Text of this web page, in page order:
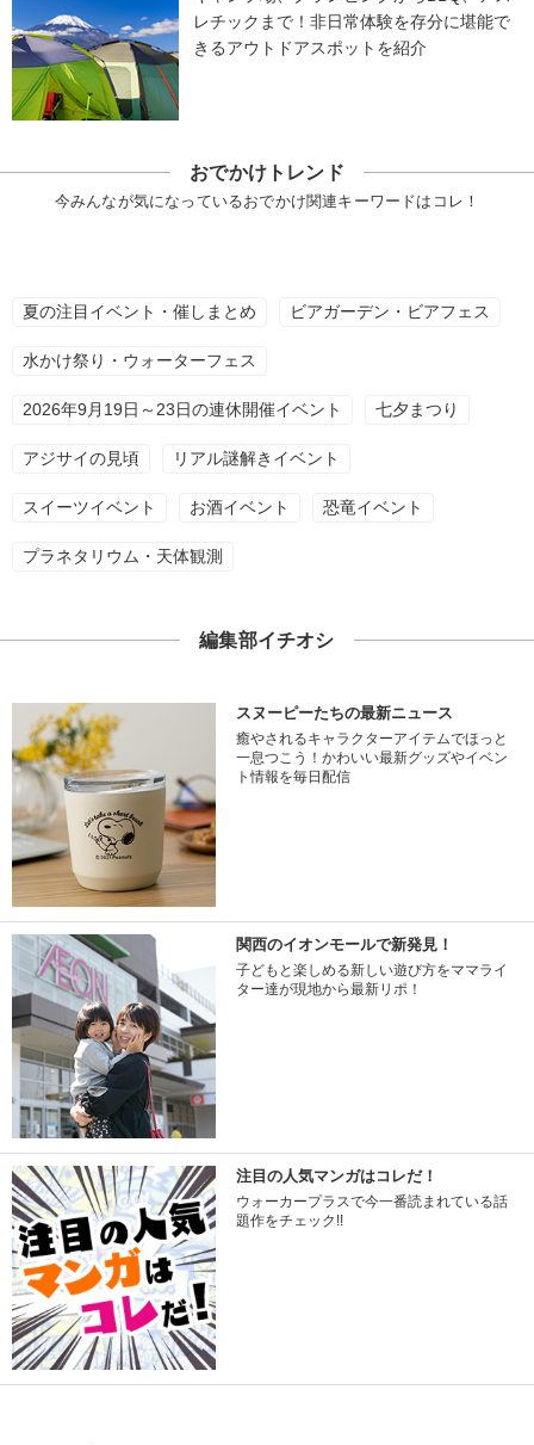
レチックまで！非日常体験を存分に堪能で
きるアウトドアスポットを紹介
おでかけトレンド
今みんなが気になっているおでかけ関連キーワードはコレ！
夏の注目イベント・催しまとめ ビアガーデン・ビアフェス
水かけ祭り・ウォーターフェス
2026年9月19日～23日の連休開催イベント 七夕まつり
アジサイの見頃 リアル謎解きイベント
スイーツイベント お酒イベント 恐竜イベント
プラネタリウム・天体観測
編集部イチオシ
スヌーピーたちの最新ニュース
癒やされるキャラクターアイテムでほっと
一息つこう！かわいい最新グッズやイベン
ト情報を毎日配信
関西のイオンモールで新発見！
子どもと楽しめる新しい遊び方をママライ
ター達が現地から最新リポ！
注目の人気マンガはコレだ！
ウォーカープラスで今一番読まれている話
題作をチェック!!